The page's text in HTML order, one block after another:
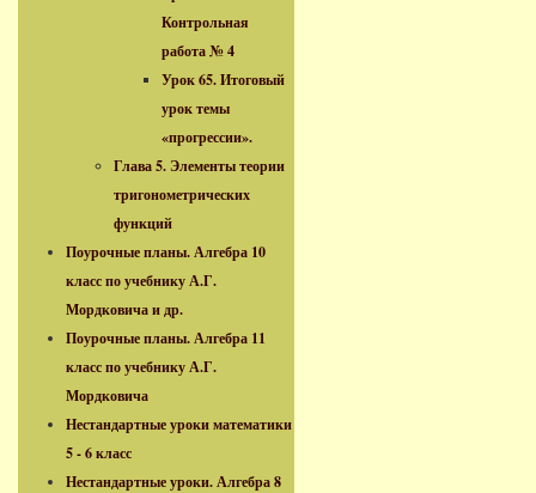
Контрольная
работа № 4
Урок 65. Итоговый
урок темы
«прогрессии».
Глава 5. Элементы теории
тригонометрических
функций
Поурочные планы. Алгебра 10
класс по учебнику А.Г.
Мордковича и др.
Поурочные планы. Алгебра 11
класс по учебнику А.Г.
Мордковича
Нестандартные уроки математики
5 - 6 класс
Нестандартные уроки. Алгебра 8